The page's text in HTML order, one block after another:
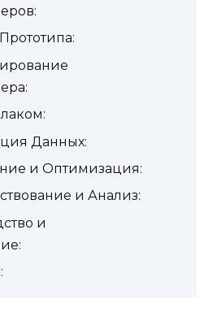
Данных:
и Оптимизация:
и Анализ:
и